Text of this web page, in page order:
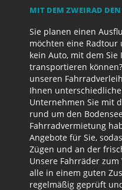
MIT DEM ZWEIRAD DEN
Sie planen einen
möchten eine
kein Auto, mit dem Sie
transportieren
unseren
Ihnen
Unternehmen Sie mit
rund um den
Fahrradvermietung
Angebote für Sie,
Zügen und an der
Unsere Fahrräder
alle in einem guten
regelmäßig geprüft